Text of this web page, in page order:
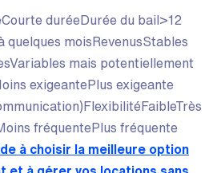
duréeDurée du bail>12
quelques moisRevenusStables
mais potentiellement
exigeantePlus exigeante
fréquentePlus fréquente
à choisir la meilleure option